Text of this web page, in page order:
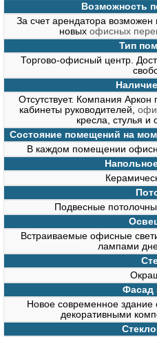
Возможность
За счет арендатора возможен
новых офисных
Тип
Торгово-офисный центр.
Отсутствует. Компания Аркон
кабинеты руководителей,
кресла, стулья
Состояние помещений на
В каждом помещении
Подвесные
Встраиваемые офисные
лампами
Фасад
Новое современное
декоративными